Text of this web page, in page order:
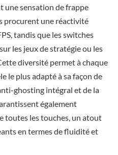
une sensation de frappe
procurent une réactivité
tandis que les switches
les jeux de stratégie ou les
diversité permet à chaque
le plus adapté à sa façon de
ghosting intégral et de la
également
toutes les touches, un atout
en termes de fluidité et